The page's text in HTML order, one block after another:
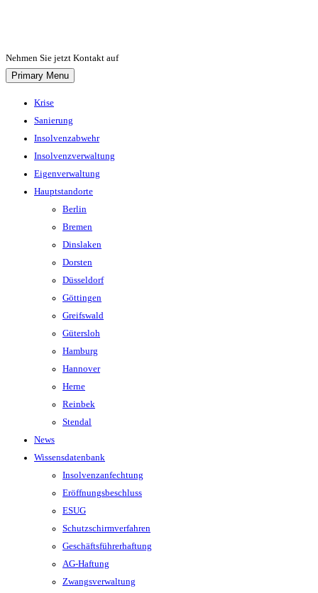
Nehmen Sie jetzt Kontakt auf
Primary Menu
Krise
Sanierung
Insolvenzabwehr
Insolvenzverwaltung
Eigenverwaltung
Hauptstandorte
Berlin
Bremen
Dinslaken
Dorsten
Düsseldorf
Göttingen
Greifswald
Gütersloh
Hamburg
Hannover
Herne
Reinbek
Stendal
News
Wissensdatenbank
Insolvenzanfechtung
Eröffnungsbeschluss
ESUG
Schutzschirmverfahren
Geschäftsführerhaftung
AG-Haftung
Zwangsverwaltung